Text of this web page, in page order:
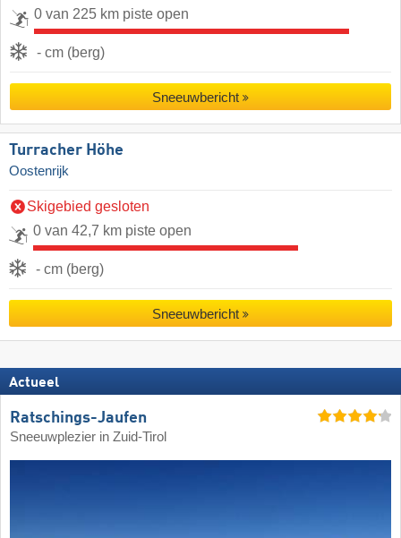
0 van 225 km piste open
- cm (berg)
Sneeuwbericht
Turracher Höhe
Oostenrijk
Skigebied gesloten
0 van 42,7 km piste open
- cm (berg)
Sneeuwbericht
Actueel
Ratschings-Jaufen
Sneeuwplezier in Zuid-Tirol